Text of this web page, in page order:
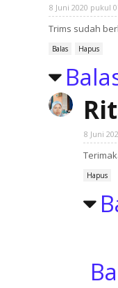
8 Juni 2020 pukul
Trims sudah
Balas Hapus
8 Juni
Hapus